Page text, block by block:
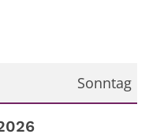
Sonntag